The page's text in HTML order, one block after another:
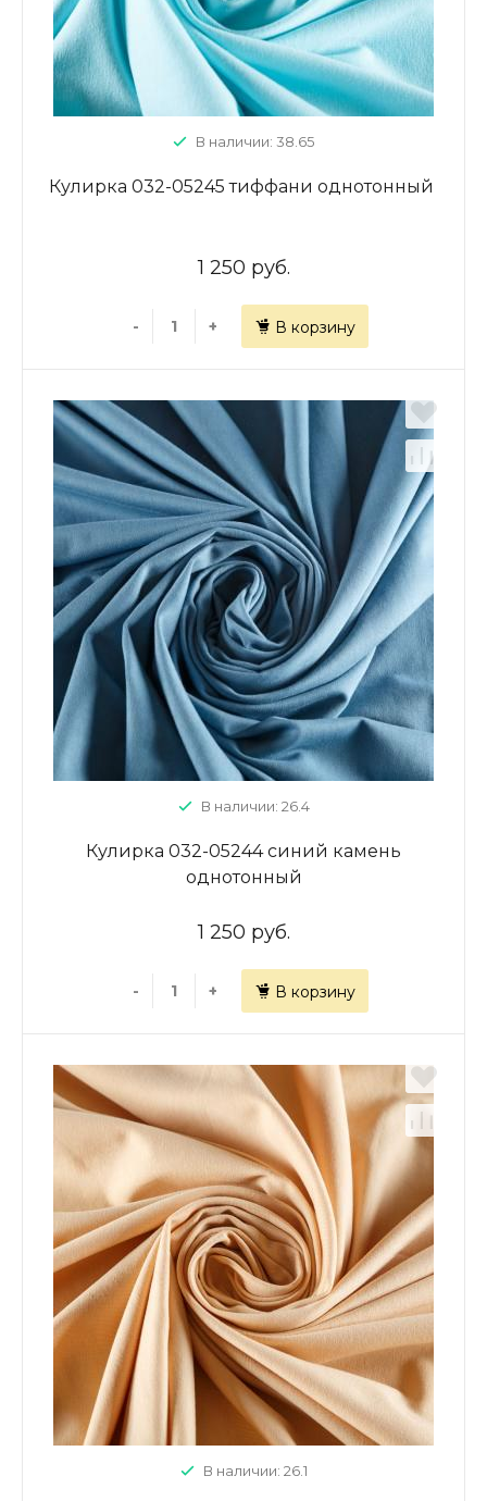
В наличии: 38.65
Кулирка 032-05245 тиффани однотонный
1 250 руб.
- + В корзину
В наличии: 26.4
Кулирка 032-05244 синий камень
однотонный
1 250 руб.
- + В корзину
В наличии: 26.1